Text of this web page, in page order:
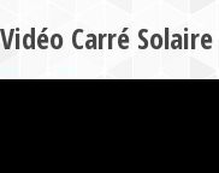
Vidéo Carré Solaire